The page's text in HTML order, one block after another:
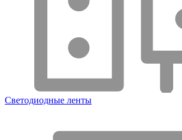
Светодиодные ленты